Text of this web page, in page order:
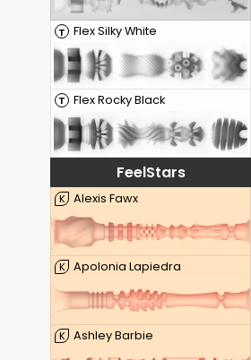
T Flex Silky White
T Flex Rocky Black
FeelStars
K Alexis Fawx
K Apolonia Lapiedra
K Ashley Barbie